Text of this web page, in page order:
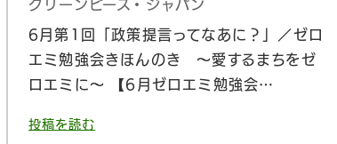
グリーンピース・ジャパン
6月第1回「政策提言ってなあに？」／ゼロ
エミ勉強会きほんのき 〜愛するまちをゼ
ロエミに〜 【6月ゼロエミ勉強会…
投稿を読む